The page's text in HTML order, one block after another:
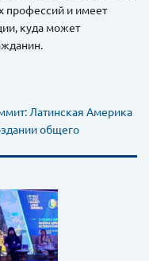
профессий и имеет
куда может
Латинская Америка
общего